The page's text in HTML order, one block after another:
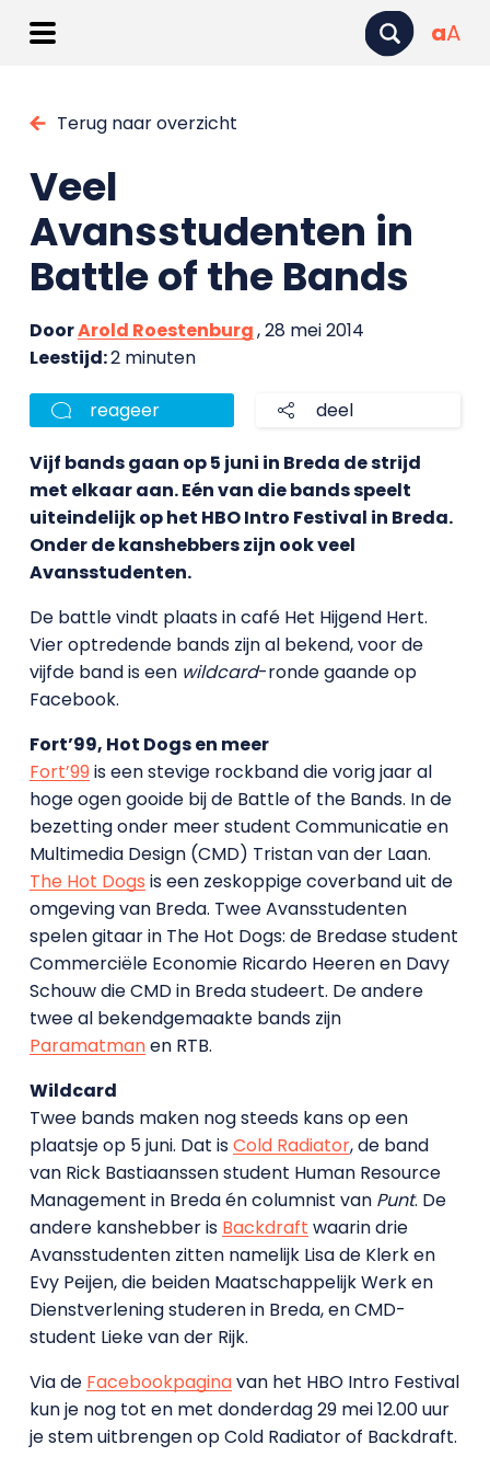
aA
Terug naar overzicht
Veel
Avansstudenten in
Battle of the Bands
DoorArold Roestenburg, 28 mei 2014
Leestijd:2 minuten
reageer deel
Vijf bands gaan op 5 juni in Breda de strijd
met elkaar aan. Eén van die bands speelt
uiteindelijk op het HBO Intro Festival in Breda.
Onder de kanshebbers zijn ook veel
Avansstudenten.
De battle vindt plaats in café Het Hijgend Hert.
Vier optredende bands zijn al bekend, voor de
vijfde band is een wildcard-ronde gaande op
Facebook.
Fort’99, Hot Dogs en meer
Fort’99is een stevige rockband die vorig jaar al
hoge ogen gooide bij de Battle of the Bands. In de
bezetting onder meer student Communicatie en
Multimedia Design (CMD) Tristan van der Laan.
The Hot Dogs is een zeskoppige coverband uit de
omgeving van Breda. Twee Avansstudenten
spelen gitaar in The Hot Dogs: de Bredase student
Commerciële Economie Ricardo Heeren en Davy
Schouw die CMD in Breda studeert. De andere
twee al bekendgemaakte bands zijn
Paramatmanen RTB.
Wildcard
Twee bands maken nog steeds kans op een
plaatsje op 5 juni. Dat isCold Radiator, de band
van Rick Bastiaanssen student Human Resource
Management in Breda én columnist van Punt. De
andere kanshebber is Backdraft waarin drie
Avansstudenten zitten namelijk Lisa de Klerk en
Evy Peijen, die beiden Maatschappelijk Werk en
Dienstverlening studeren in Breda, en CMD-
student Lieke van der Rijk.
Via de Facebookpaginavan het HBO Intro Festival
kun je nog tot en met donderdag 29 mei 12.00 uur
je stem uitbrengen op Cold Radiator of Backdraft.